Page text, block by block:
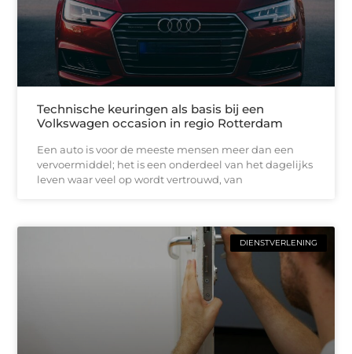
Technische keuringen als basis bij een
Volkswagen occasion in regio Rotterdam
Een auto is voor de meeste mensen meer dan een
vervoermiddel; het is een onderdeel van het dagelijks
leven waar veel op wordt vertrouwd, van
DIENSTVERLENING